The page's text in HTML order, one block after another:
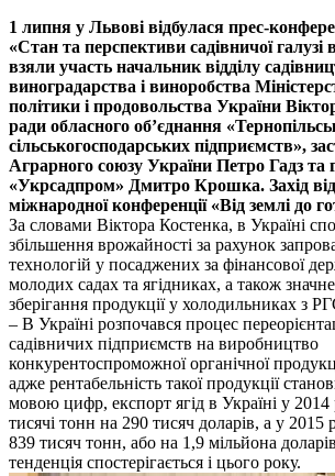
1 липня у Львові відбулася прес-
«Стан та перспективи садівничої галузі
взяли участь начальник відділу
виноградарства і виноробства
політики і продовольства України
ради обласного об’єднання
сільськогосподарських підприємств»,
Аграрного союзу України Петро Гадз та
«Укрсадпром» Дмитро Крошка. Захід
міжнародної конференції «Від землі до
За словами Віктора Костенка, в Україні
збільшення врожайності за рахунок
технологій у посаджених за фінансової
молодих садах та ягідниках, а також
зберігання продукції у холодильниках з
– В Україні розпочався процес
садівничих підприємств на виробництво
конкурентоспроможної органічної
адже рентабельність такої продукції
мовою цифр, експорт ягід в Україні у 2014
тисячі тонн на 290 тисяч доларів, а у 2015
839 тисяч тонн, або на 1,9 мільйона
тенденція спостерігається і цього року.